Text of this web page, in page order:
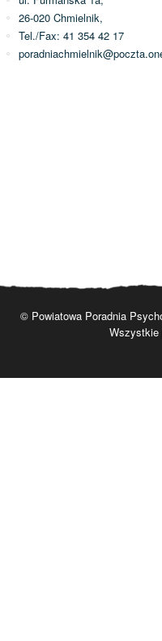
26-020 Chmielnik,
Tel./Fax: 41 354 42 17
© Powiatowa Poradnia
Wszystkie